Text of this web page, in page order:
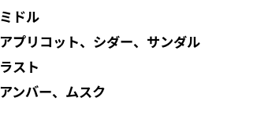
ミドル
アプリコット、シダー、サンダル
ラスト
アンバー、ムスク